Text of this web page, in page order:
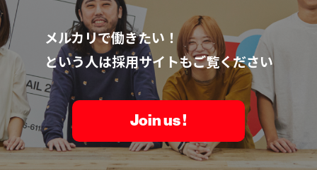
メルカリで働きたい！
という人は採用サイトもご覧ください
Join us !